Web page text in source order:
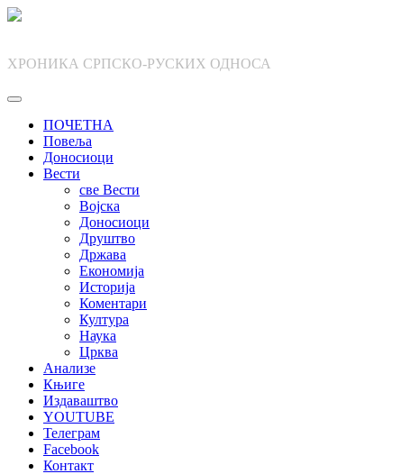
Skip
ХРОНИКА СРПСКО-РУСКИХ ОДНОСА
ПОЧЕТНА
Повеља
Доносиоци
Вести
све Вести
Војска
Доносиоци
Друштво
Држава
Економија
Историја
Коментари
Култура
Наука
Црква
Анализе
Књиге
Издаваштво
YOUTUBE
Телеграм
Facebook
Контакт